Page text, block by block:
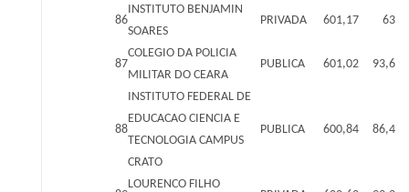
86
INSTITUTO BENJAMIN
SOARES
PRIVADA 601,17 63
87
COLEGIO DA POLICIA
MILITAR DO CEARA
PUBLICA 601,02 93,6
88
INSTITUTO FEDERAL DE
EDUCACAO CIENCIA E
TECNOLOGIA CAMPUS
CRATO
PUBLICA 600,84 86,4
LOURENCO FILHO